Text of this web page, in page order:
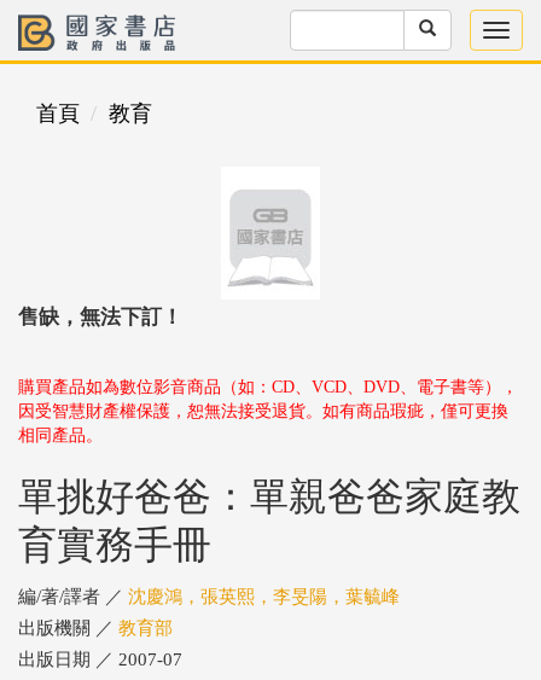
首頁 教育
售缺，無法下訂！
購買產品如為數位影音商品（如：CD、VCD、DVD、電子書等），
因受智慧財產權保護，恕無法接受退貨。如有商品瑕疵，僅可更換
相同產品。
單挑好爸爸：單親爸爸家庭教
育實務手冊
編/著/譯者 ／ 沈慶鴻，張英熙，李旻陽，葉毓峰
出版機關 ／ 教育部
出版日期 ／ 2007-07